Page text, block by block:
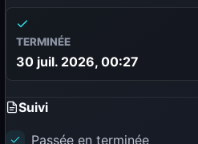
TERMINÉE
30 juil. 2026, 00:27
Suivi
Passée en terminée